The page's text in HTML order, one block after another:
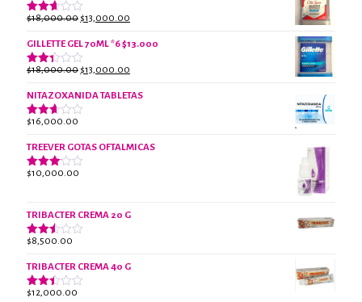
Valorado
2.61
de 5
$18,000.00 El
original
era:
$13,000.00
actual
GILLETTE GEL 70ML *6 $13.000
Valorado
2.38
de 5
$18,000.00 El
original
era:
$13,000.00
actual
NITAZOXANIDA TABLETAS
Valorado
2.61
de 5
$16,000.00
TREEVER GOTAS OFTALMICAS
Valorado
$10,000.00
TRIBACTER CREMA 20 G
Valorado
2.46
de 5
$8,500.00
TRIBACTER CREMA 40 G
Valorado
$12,000.00